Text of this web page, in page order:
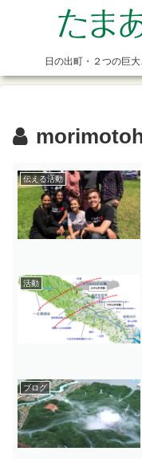
日の出町・２つの巨
伝える活動
活動
ブログ